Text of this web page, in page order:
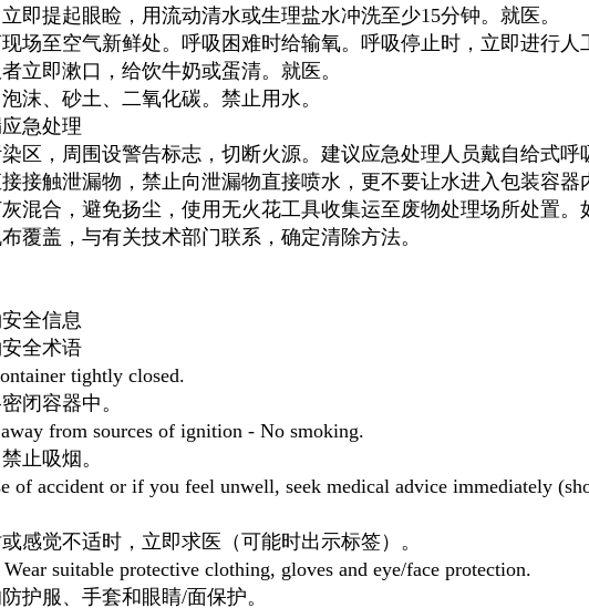
即提起眼睑，用流动清水或生理盐水冲洗至少15分钟。就医。
场至空气新鲜处。呼吸困难时给输氧。呼吸停止时，立即进行人
立即漱口，给饮牛奶或蛋清。就医。
沫、砂土、二氧化碳。禁止用水。
急处理
区，周围设警告标志，切断火源。建议应急处理人员戴自给式呼
接触泄漏物，禁止向泄漏物直接喷水，更不要让水进入包装容器
混合，避免扬尘，使用无火花工具收集运至废物处理场所处置。
覆盖，与有关技术部门联系，确定清除方法。
全信息
全术语
tightly closed.
闭容器中。
from sources of ignition - No smoking.
止吸烟。
of accident or if you feel unwell, seek medical advice immediately
感觉不适时，立即求医（可能时出示标签）。
suitable protective clothing, gloves and eye/face protection.
护服、手套和眼睛/面保护。